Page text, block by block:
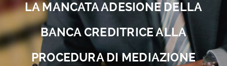
LA MANCATA ADESIONE DELLA
BANCA CREDITRICE ALLA
PROCEDURA DI MEDIAZIONE